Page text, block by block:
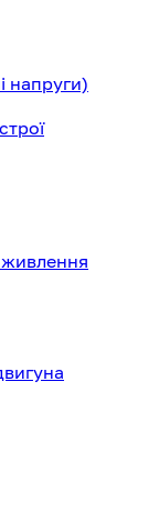
напруги)